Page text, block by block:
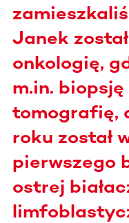
Janek
onkologię,
m.in.
tomografię,
roku został
pierwszego
ostrej